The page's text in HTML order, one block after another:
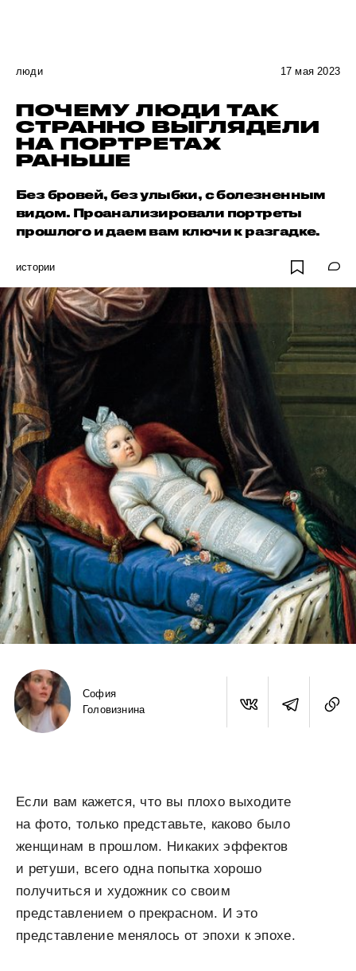
люди 17 мая 2023
ПОЧЕМУ ЛЮДИ ТАК
СТРАННО ВЫГЛЯДЕЛИ
НА ПОРТРЕТАХ
РАНЬШЕ
Без бровей, без улыбки, с болезненным
видом. Проанализировали портреты
прошлого и даем вам ключи к разгадке.
истории
София
Головизнина
Если вам кажется, что вы плохо выходите
на фото, только представьте, каково было
женщинам в прошлом. Никаких эффектов
и ретуши, всего одна попытка хорошо
получиться и художник со своим
представлением о прекрасном. И это
представление менялось от эпохи к эпохе.